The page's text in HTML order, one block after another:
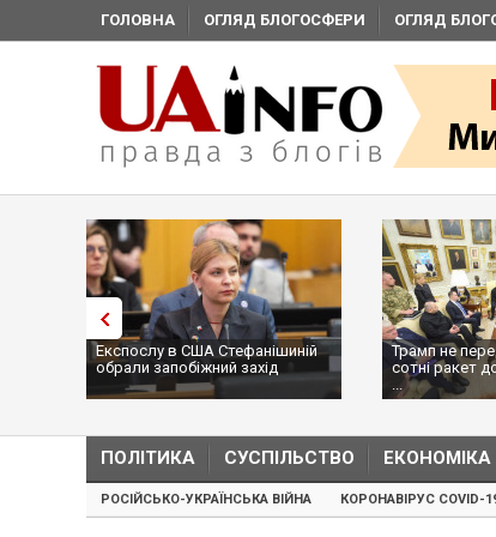
ГОЛОВНА ОГЛЯД БЛОГОСФЕРИ ОГЛЯД
Експослу в США Стефанішиній
обрали запобіжний захід
Трамп не
сотні ракет
...
ПОЛІТИКА СУСПІЛЬСТВО ЕКОНОМІКА
РОСІЙСЬКО-УКРАЇНСЬКА ВІЙНА КОРОНАВІРУС COVID-